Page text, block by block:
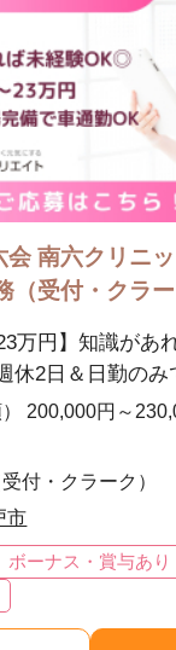
会 南六クリニ
（受付・クラ
万円】知識があ
休2日＆日勤のみ
200,000円～
付・クラーク）
市
ボーナス・賞与あり